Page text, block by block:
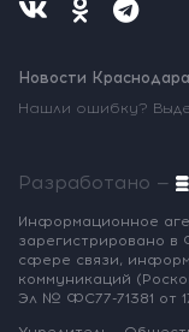
Новости
Нашли ошибку?
Разработано —
Информационное
зарегистрировано в
сфере связи,
коммуникаций
Эл № ФС77-71381 от